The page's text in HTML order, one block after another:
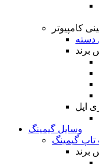
کامپیوتر
دسته
برند
اپل
وسایل گیمینگ
گیمینگ
برند